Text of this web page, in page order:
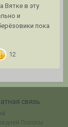
Вятке в эту
и
пока
12
связь
Полосы